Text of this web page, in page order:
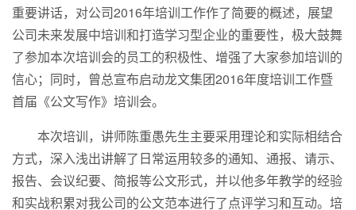
重要讲话，对公司2016年培训工作作了简要的概述，展望
公司未来发展中培训和打造学习型企业的重要性，极大鼓舞
了参加本次培训会的员工的积极性、增强了大家参加培训的
信心；同时，曾总宣布启动龙文集团2016年度培训工作暨
首届《公文写作》培训会。
本次培训，讲师陈重愚先生主要采用理论和实际相结合
方式，深入浅出讲解了日常运用较多的通知、通报、请示、
报告、会议纪要、简报等公文形式，并以他多年教学的经验
和实战积累对我公司的公文范本进行了点评学习和互动。培